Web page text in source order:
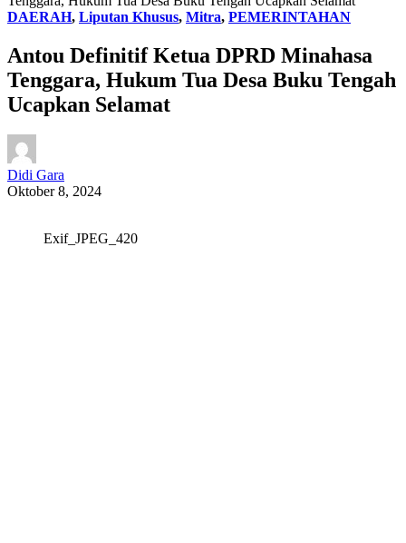
DAERAH, Liputan Khusus, Mitra, PEMERINTAHAN
Antou Definitif Ketua DPRD Minahasa
Tenggara, Hukum Tua Desa Buku Tengah
Ucapkan Selamat
Didi Gara
Oktober 8, 2024
Exif_JPEG_420